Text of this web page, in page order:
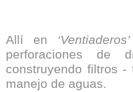
Allí en ‘Ventiaderos’
perforaciones de
construyendo filtros
manejo de aguas.